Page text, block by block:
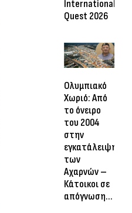
International
Quest 2026
Ολυμπιακό
Χωριό: Από
το όνειρο
του 2004
στην
εγκατάλειψη
των
Αχαρνών –
Κάτοικοι σε
απόγνωση…